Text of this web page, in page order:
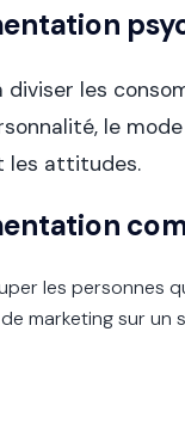
diviser les
le
les attitudes.
les personnes
marketing sur un